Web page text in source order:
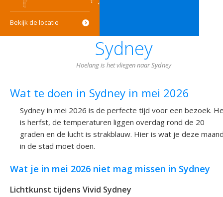
Bekijk de locatie
Sydney
Hoelang is het vliegen naar Sydney
Wat te doen in Sydney in mei 2026
Sydney in mei 2026 is de perfecte tijd voor een bezoek.
is herfst, de temperaturen liggen overdag rond de 20
graden en de lucht is strakblauw. Hier is wat je deze
in de stad moet doen.
Wat je in mei 2026 niet mag missen in Sydney
Lichtkunst tijdens Vivid Sydney